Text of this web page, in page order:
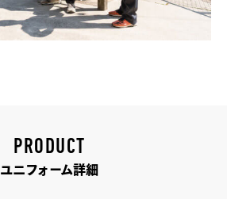
PRODUCT
ユニフォーム詳細